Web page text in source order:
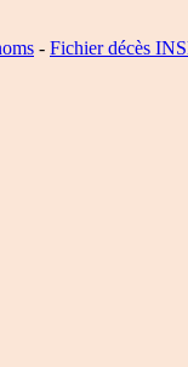
- Fichier décès